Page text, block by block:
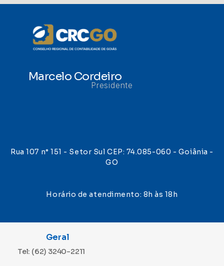
Marcelo Cordeiro
Presidente
Rua 107 n° 151 - Setor Sul CEP: 74.085-060 - Goiânia -
GO
Horário de atendimento: 8h às 18h
Geral
Tel: (62) 3240-2211